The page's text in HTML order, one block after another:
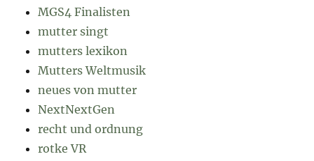
MGS4 Finalisten
mutter singt
mutters lexikon
Mutters Weltmusik
neues von mutter
NextNextGen
recht und ordnung
rotke VR